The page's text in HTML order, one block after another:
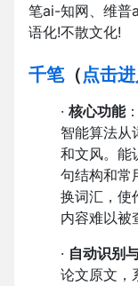
笔ai-知网、维普
语化!不散文化!
千笔（点击
· 核心功能
智能算法从
和文风。能
句结构和常
换词汇，使
内容难以被
· 自动识别
论文原文，